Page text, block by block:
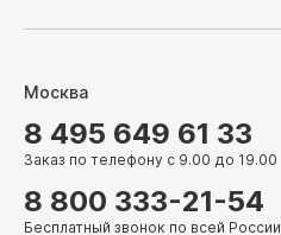
Москва
8 495 649 61 33
Заказ по телефону с 9.00 до 19.00
8 800 333-21-54
Бесплатный звонок по всей России